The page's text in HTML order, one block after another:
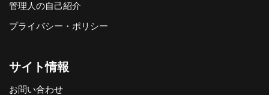
管理人の自己紹介
プライバシー・ポリシー
サイト情報
お問い合わせ